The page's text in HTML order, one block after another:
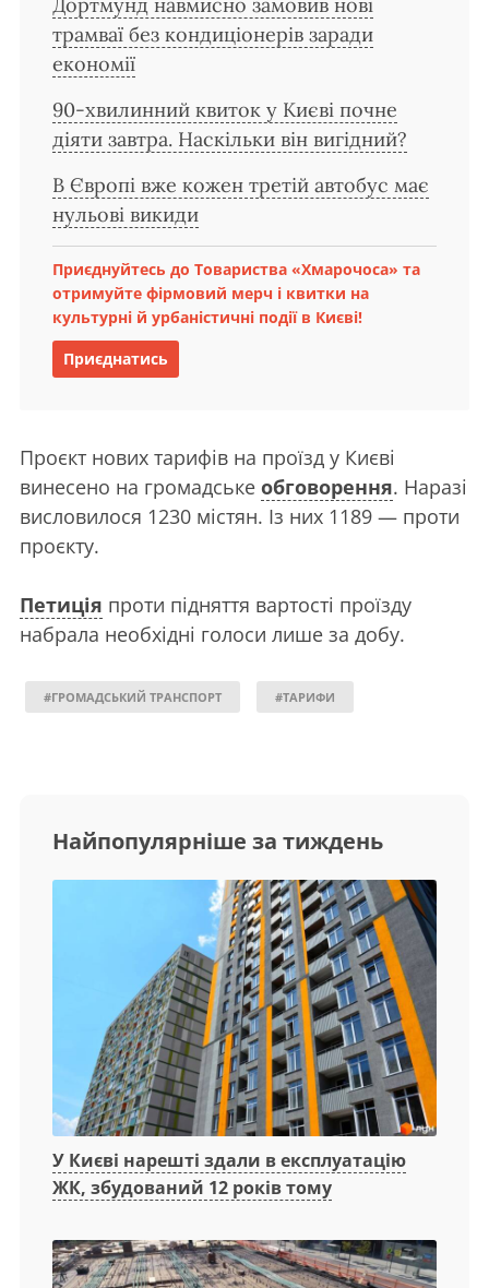
Дортмунд навмисно замовив нові
трамваї без кондиціонерів заради
економії
90-хвилинний квиток у Києві почне
діяти завтра. Наскільки він вигідний?
В Європі вже кожен третій автобус має
нульові викиди
Приєднуйтесь до Товариства «Хмарочоса» та
отримуйте фірмовий мерч і квитки на
культурні й урбаністичні події в Києві!
Приєднатись
Проєкт нових тарифів на проїзд у Києві
винесено на громадське обговорення. Наразі
висловилося 1230 містян. Із них 1189 — проти
проєкту.
Петиція проти підняття вартості проїзду
набрала необхідні голоси лише за добу.
#ГРОМАДСЬКИЙ ТРАНСПОРТ #ТАРИФИ
Найпопулярніше за тиждень
У Києві нарешті здали в експлуатацію
ЖК, збудований 12 років тому